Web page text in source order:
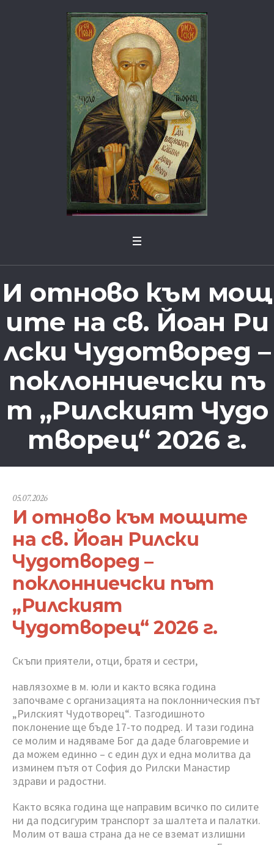
И отново към мощ
ите на св. Йоан Ри
лски Чудотворед –
поклонниечски пъ
т „Рилският Чудо
творец“ 2026 г.
05.07.2026
И отново към мощите
на св. Йоан Рилски
Чудотворед –
поклонниечски път
„Рилският
Чудотворец“ 2026 г.
Скъпи приятели, отци, братя и сестри,
навлязохме в м. юли и както всяка година
започваме с организацията на поклонническия път
„Рилският Чудотворец“. Тазгодишното
поклонение ще бъде 17-то подред. И тази година
се молим и надяваме Бог да даде благовремие и
да можем единно – с един дух и една молитва да
изминем пътя от София до Рилски Манастир
здрави и радостни.
Както всяка година ще направим всичко по силите
ни да подсигурим транспорт за шалтета и палатки.
Молим от ваша страна да не се вземат излишни